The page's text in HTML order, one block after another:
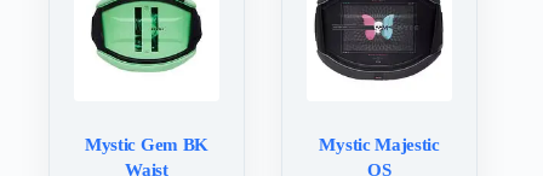
auf
der
Produktseite
auf
der
Produktseite
gewählt
Mystic Gem BK
Waist
Mystic Majestic
OS